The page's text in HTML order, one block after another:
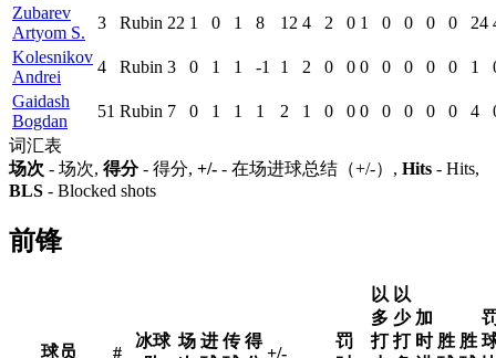
Zubarev
Artyom S.
3 Rubin 22 1 0 1 8 12 4 2 0 1 0 0 0 0 24
Kolesnikov
Andrei
4 Rubin 3 0 1 1 -1 1 2 0 0 0 0 0 0 0 1
Gaidash
Bogdan
51 Rubin 7 0 1 1 1 2 1 0 0 0 0 0 0 0 4
词汇表
场次 - 场次, 得分- 得分, +/- - 在场进球总结（+/-）, Hits - Hits,
BLS - Blocked shots
前锋
球员 #
冰球 场 进 传 得
+/-
罚
以
多
打
以
少
打
加
时 胜 胜